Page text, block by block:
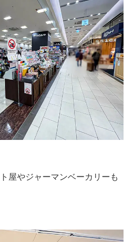
屋やジャーマンベーカリーも